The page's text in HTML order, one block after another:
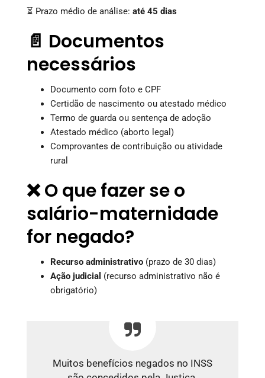
⏳ Prazo médio de análise: até 45 dias
📄 Documentos
necessários
Documento com foto e CPF
Certidão de nascimento ou atestado médico
Termo de guarda ou sentença de adoção
Atestado médico (aborto legal)
Comprovantes de contribuição ou atividade
rural
❌ O que fazer se o
salário-maternidade
for negado?
Recurso administrativo (prazo de 30 dias)
Ação judicial (recurso administrativo não é
obrigatório)
Muitos benefícios negados no INSS